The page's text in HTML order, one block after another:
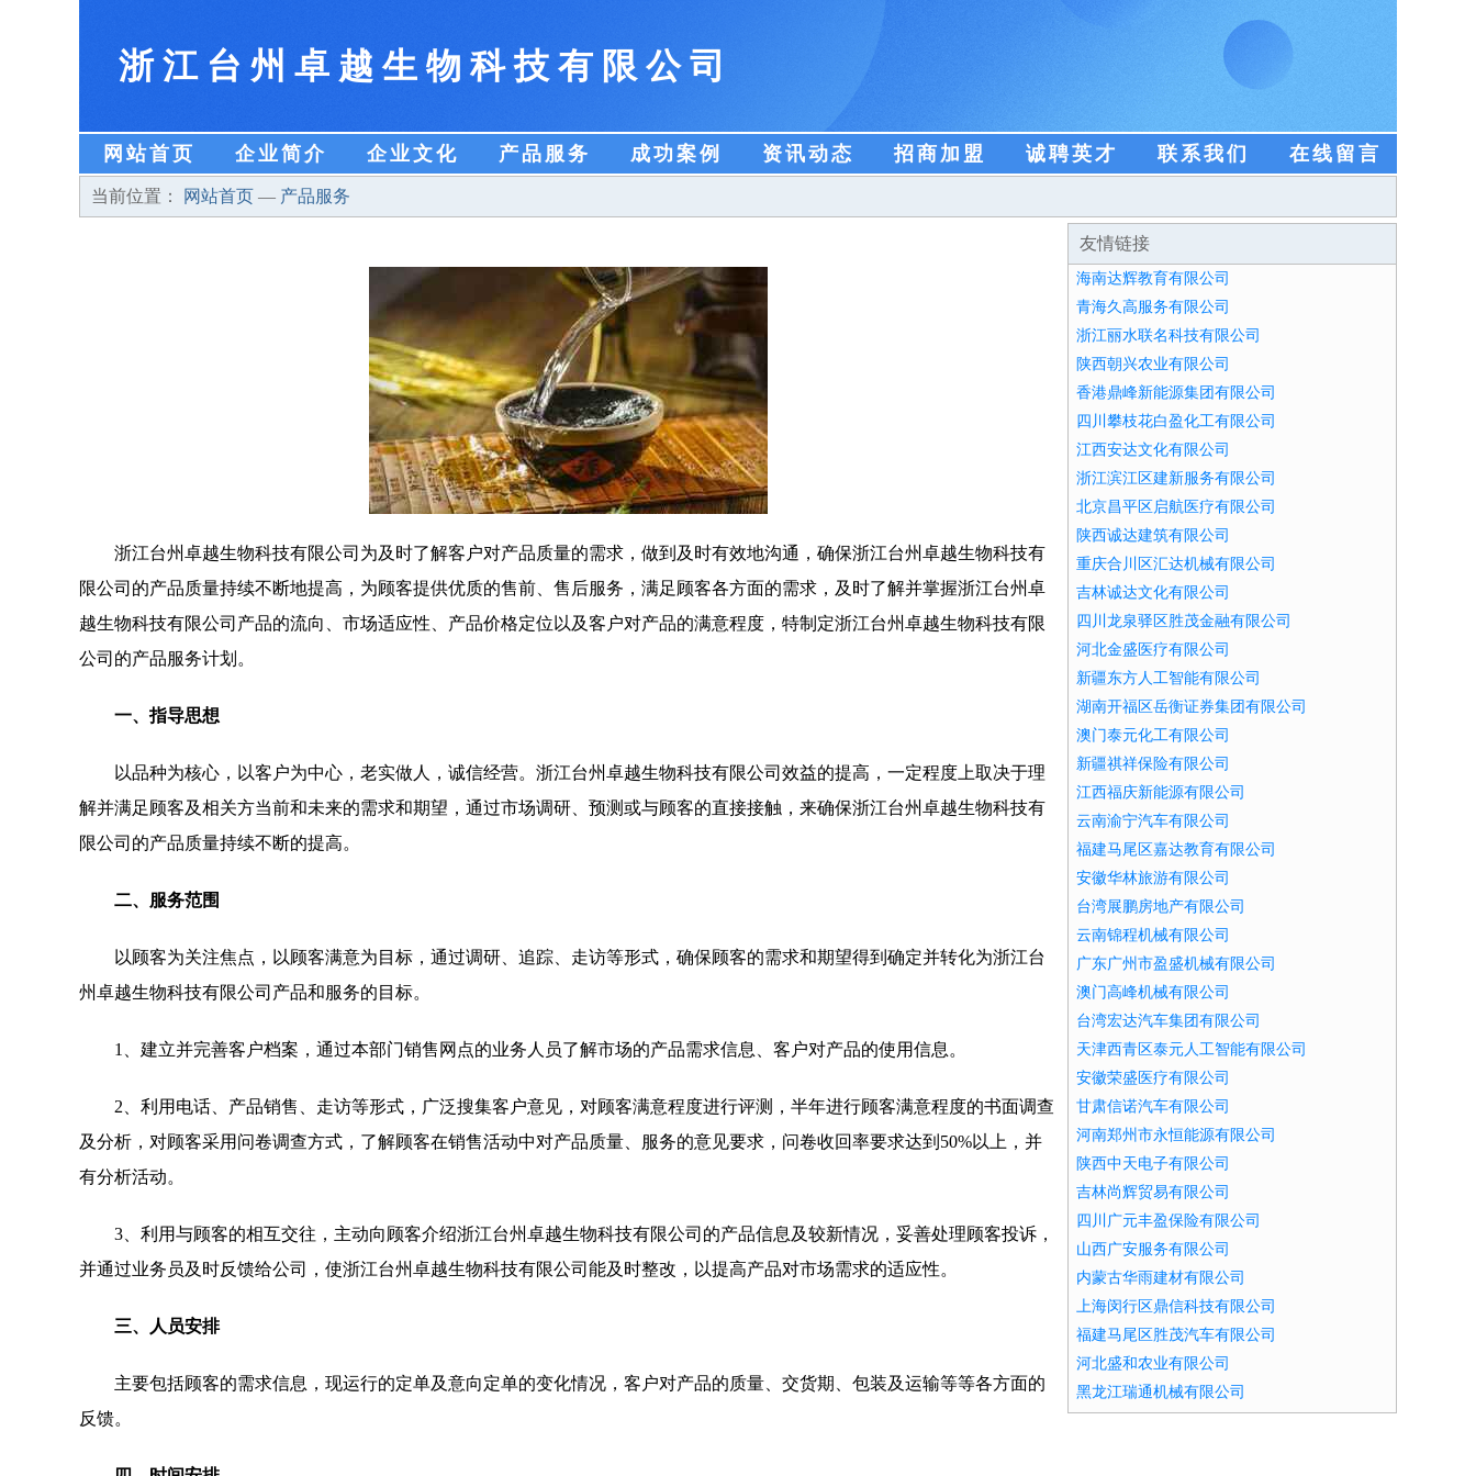
浙江台州卓越生物科技有限公司
网站首页 企业简介 企业文化 产品服务 成功案例 资讯动态 招商加盟 诚聘英才 联系我们 在线留言
当前位置： 网站首页 — 产品服务
浙江台州卓越生物科技有限公司为及时了解客户对产品质量的需求，做到及时有效地沟通，确保浙江台州卓越生物科技有
限公司的产品质量持续不断地提高，为顾客提供优质的售前、售后服务，满足顾客各方面的需求，及时了解并掌握浙江台州卓
越生物科技有限公司产品的流向、市场适应性、产品价格定位以及客户对产品的满意程度，特制定浙江台州卓越生物科技有限
公司的产品服务计划。
一、指导思想
以品种为核心，以客户为中心，老实做人，诚信经营。浙江台州卓越生物科技有限公司效益的提高，一定程度上取决于理
解并满足顾客及相关方当前和未来的需求和期望，通过市场调研、预测或与顾客的直接接触，来确保浙江台州卓越生物科技有
限公司的产品质量持续不断的提高。
二、服务范围
以顾客为关注焦点，以顾客满意为目标，通过调研、追踪、走访等形式，确保顾客的需求和期望得到确定并转化为浙江台
州卓越生物科技有限公司产品和服务的目标。
1、建立并完善客户档案，通过本部门销售网点的业务人员了解市场的产品需求信息、客户对产品的使用信息。
2、利用电话、产品销售、走访等形式，广泛搜集客户意见，对顾客满意程度进行评测，半年进行顾客满意程度的书面调查
及分析，对顾客采用问卷调查方式，了解顾客在销售活动中对产品质量、服务的意见要求，问卷收回率要求达到50%以上，并
有分析活动。
3、利用与顾客的相互交往，主动向顾客介绍浙江台州卓越生物科技有限公司的产品信息及较新情况，妥善处理顾客投诉，
并通过业务员及时反馈给公司，使浙江台州卓越生物科技有限公司能及时整改，以提高产品对市场需求的适应性。
三、人员安排
主要包括顾客的需求信息，现运行的定单及意向定单的变化情况，客户对产品的质量、交货期、包装及运输等等各方面的
反馈。
友情链接
海南达辉教育有限公司
青海久高服务有限公司
浙江丽水联名科技有限公司
陕西朝兴农业有限公司
香港鼎峰新能源集团有限公司
四川攀枝花白盈化工有限公司
江西安达文化有限公司
浙江滨江区建新服务有限公司
北京昌平区启航医疗有限公司
陕西诚达建筑有限公司
重庆合川区汇达机械有限公司
吉林诚达文化有限公司
四川龙泉驿区胜茂金融有限公司
河北金盛医疗有限公司
新疆东方人工智能有限公司
湖南开福区岳衡证券集团有限公司
澳门泰元化工有限公司
新疆祺祥保险有限公司
江西福庆新能源有限公司
云南渝宁汽车有限公司
福建马尾区嘉达教育有限公司
安徽华林旅游有限公司
台湾展鹏房地产有限公司
云南锦程机械有限公司
广东广州市盈盛机械有限公司
澳门高峰机械有限公司
台湾宏达汽车集团有限公司
天津西青区泰元人工智能有限公司
安徽荣盛医疗有限公司
甘肃信诺汽车有限公司
河南郑州市永恒能源有限公司
陕西中天电子有限公司
吉林尚辉贸易有限公司
四川广元丰盈保险有限公司
山西广安服务有限公司
内蒙古华雨建材有限公司
上海闵行区鼎信科技有限公司
福建马尾区胜茂汽车有限公司
河北盛和农业有限公司
黑龙江瑞通机械有限公司